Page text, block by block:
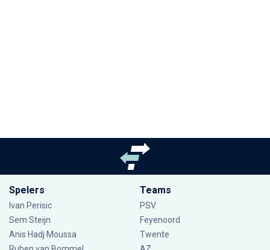
Spelers
Ivan Perisic
Sem Steijn
Anis Hadj Moussa
Teams
PSV
Feyenoord
Twente